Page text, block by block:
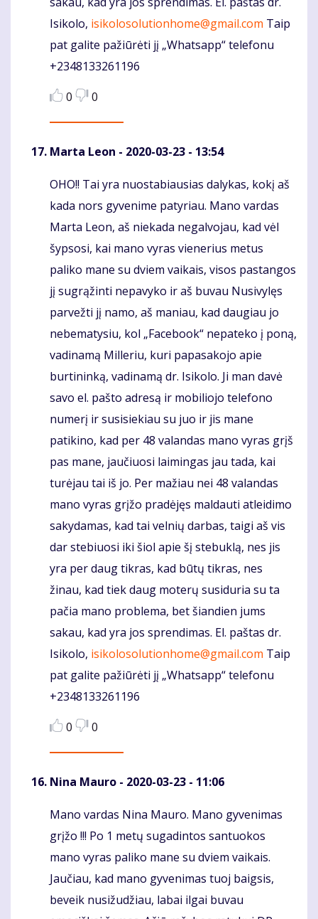
Isikolo, isikolosolutionhome@gmail.com Taip
pat galite pažiūrėti jį „Whatsapp“ telefonu
+2348133261196
0
0
Marta Leon - 2020-03-23 - 13:54
Komentaras
OHO!! Tai yra nuostabiausias dalykas, kokį aš
kada nors gyvenime patyriau. Mano vardas
Marta Leon, aš niekada negalvojau, kad vėl
šypsosi, kai mano vyras vienerius metus
paliko mane su dviem vaikais, visos pastangos
jį sugrąžinti nepavyko ir aš buvau Nusivylęs
parvežti jį namo, aš maniau, kad daugiau jo
nebematysiu, kol „Facebook“ nepateko į poną,
vadinamą Milleriu, kuri papasakojo apie
burtininką, vadinamą dr. Isikolo. Ji man davė
savo el. pašto adresą ir mobiliojo telefono
numerį ir susisiekiau su juo ir jis mane
patikino, kad per 48 valandas mano vyras grįš
pas mane, jaučiuosi laimingas jau tada, kai
turėjau tai iš jo. Per mažiau nei 48 valandas
mano vyras grįžo pradėjęs maldauti atleidimo
sakydamas, kad tai velnių darbas, taigi aš vis
dar stebiuosi iki šiol apie šį stebuklą, nes jis
yra per daug tikras, kad būtų tikras, nes
žinau, kad tiek daug moterų susiduria su ta
pačia mano problema, bet šiandien jums
sakau, kad yra jos sprendimas. El. paštas dr.
Isikolo, isikolosolutionhome@gmail.com Taip
pat galite pažiūrėti jį „Whatsapp“ telefonu
+2348133261196
0
0
Nina Mauro - 2020-03-23 - 11:06
Komentaras
Mano vardas Nina Mauro. Mano gyvenimas
grįžo !!! Po 1 metų sugadintos santuokos
mano vyras paliko mane su dviem vaikais.
Jaučiau, kad mano gyvenimas tuoj baigsis,
beveik nusižudžiau, labai ilgai buvau